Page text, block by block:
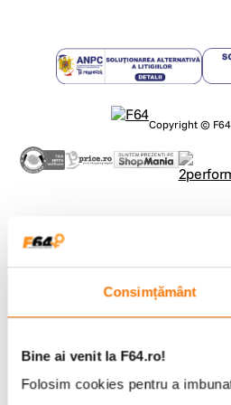
Consimțământ
Bine ai venit la F64.ro!
Folosim cookies pentru a
Copyright ©